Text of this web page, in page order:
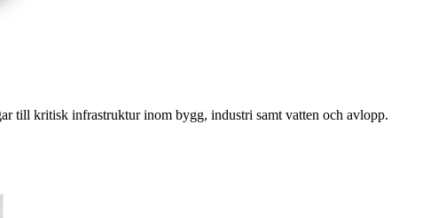
till kritisk infrastruktur inom bygg, industri samt vatten och avlopp.